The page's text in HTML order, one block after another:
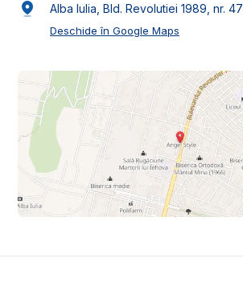
Alba Iulia, Bld. Revolutiei 1989, nr. 47
Deschide în Google Maps